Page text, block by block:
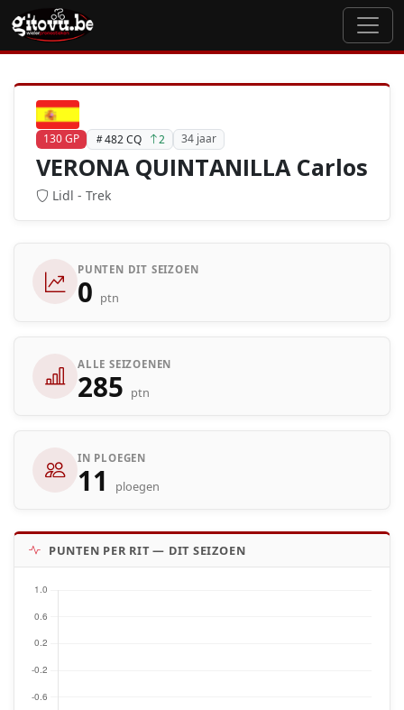
130 GP 482 CQ 2 34 jaar
VERONA QUINTANILLA Carlos
Lidl - Trek
PUNTEN DIT SEIZOEN
0 ptn
ALLE SEIZOENEN
285 ptn
IN PLOEGEN
11 ploegen
PUNTEN PER RIT — DIT SEIZOEN